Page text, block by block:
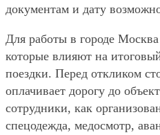
документам и дату
Для работы в городе
которые влияют на
поездки. Перед откликом
оплачивает дорогу до
сотрудники, как
спецодежда, медосмотр,